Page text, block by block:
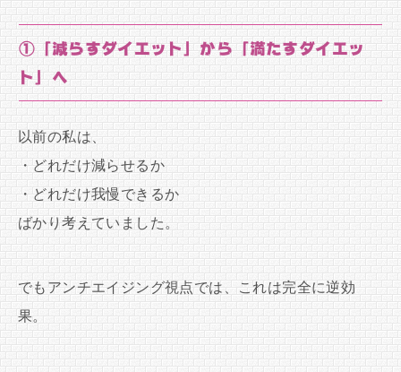
①「減らすダイエット」から「満たすダイエッ
ト」へ
以前の私は、
・どれだけ減らせるか
・どれだけ我慢できるか
ばかり考えていました。
でもアンチエイジング視点では、これは完全に逆効
果。